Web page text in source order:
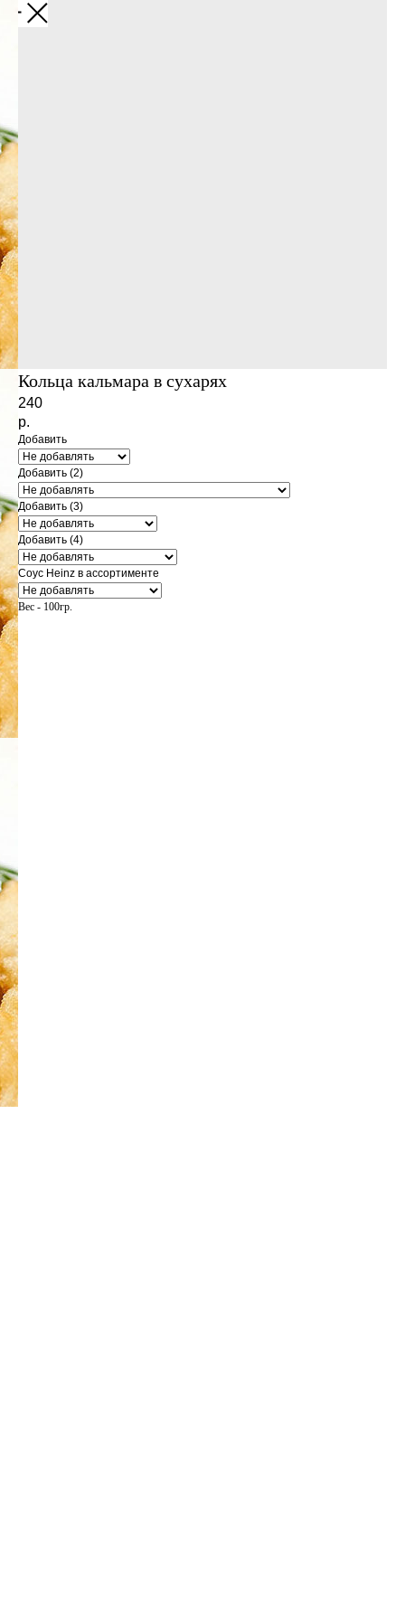
Кольца кальмара в сухарях
240
р.
Добавить
Добавить (2)
Добавить (3)
Добавить (4)
Соус Heinz в ассортименте
Вес - 100гр.